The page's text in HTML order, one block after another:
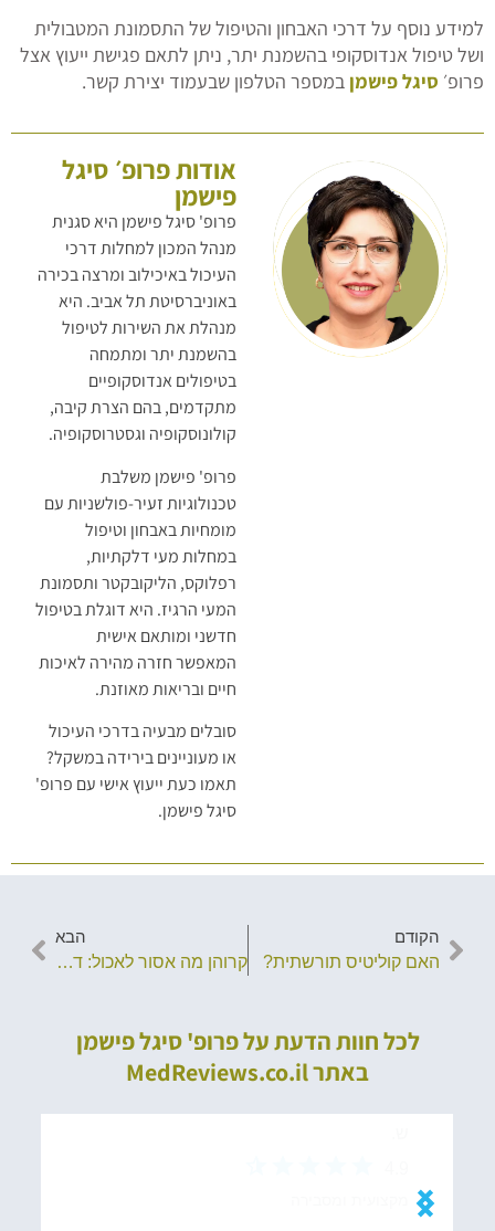
למידע נוסף על דרכי האבחון והטיפול של התסמונת המטבולית
ושל טיפול אנדוסקופי בהשמנת יתר, ניתן לתאם פגישת ייעוץ אצל
פרופ׳ סיגל פישמן במספר הטלפון שבעמוד יצירת קשר.
אודות פרופ׳ סיגל
פישמן
פרופ' סיגל פישמן היא סגנית
מנהל המכון למחלות דרכי
העיכול באיכילוב ומרצה בכירה
באוניברסיטת תל אביב. היא
מנהלת את השירות לטיפול
בהשמנת יתר ומתמחה
בטיפולים אנדוסקופיים
מתקדמים, בהם הצרת קיבה,
קולונוסקופיה וגסטרוסקופיה.
פרופ' פישמן משלבת
טכנולוגיות זעיר-פולשניות עם
מומחיות באבחון וטיפול
במחלות מעי דלקתיות,
רפלוקס, הליקובקטר ותסמונת
המעי הרגיז. היא דוגלת בטיפול
חדשני ומותאם אישית
המאפשר חזרה מהירה לאיכות
חיים ובריאות מאוזנת.
סובלים מבעיה בדרכי העיכול
או מעוניינים בירידה במשקל?
תאמו כעת ייעוץ אישי עם פרופ'
סיגל פישמן.
הקודם
האם קוליטיס תורשתית?
הבא
קרוהן מה אסור לאכול: דגשים שחשוב לדעת
לכל חוות הדעת על פרופ' סיגל פישמן
באתר MedReviews.co.il